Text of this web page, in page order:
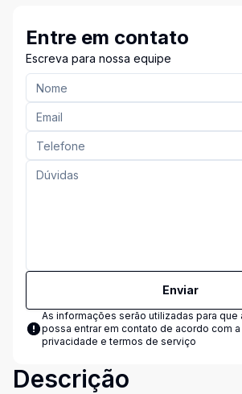
Entre em contato
Escreva para nossa equipe
Enviar
As informações serão utilizadas para que
possa entrar em contato de acordo com a
privacidade e termos de serviço
Descrição